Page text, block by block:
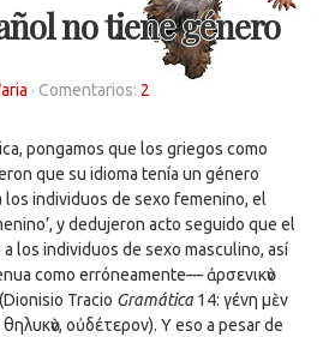
no tiene género
· Comentarios: 2
pongamos que los griegos como
que su idioma tenía un género
individuos de sexo femenino, el
y dedujeron acto seguido que el
los individuos de sexo masculino, así
como erróneamente— ἀρσενικὸν
Tracio Gramática 14: γένη μὲν
οὐδέτερον). Y eso a pesar de